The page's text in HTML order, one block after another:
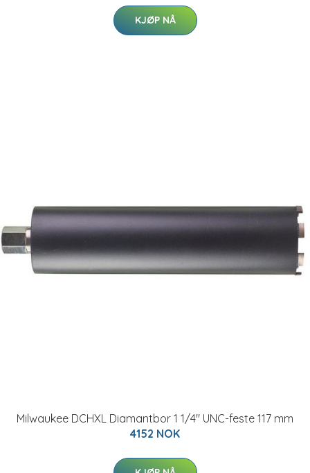
KJØP NÅ
Milwaukee DCHXL Diamantbor 1 1/4" UNC-feste 117 mm
4152 NOK